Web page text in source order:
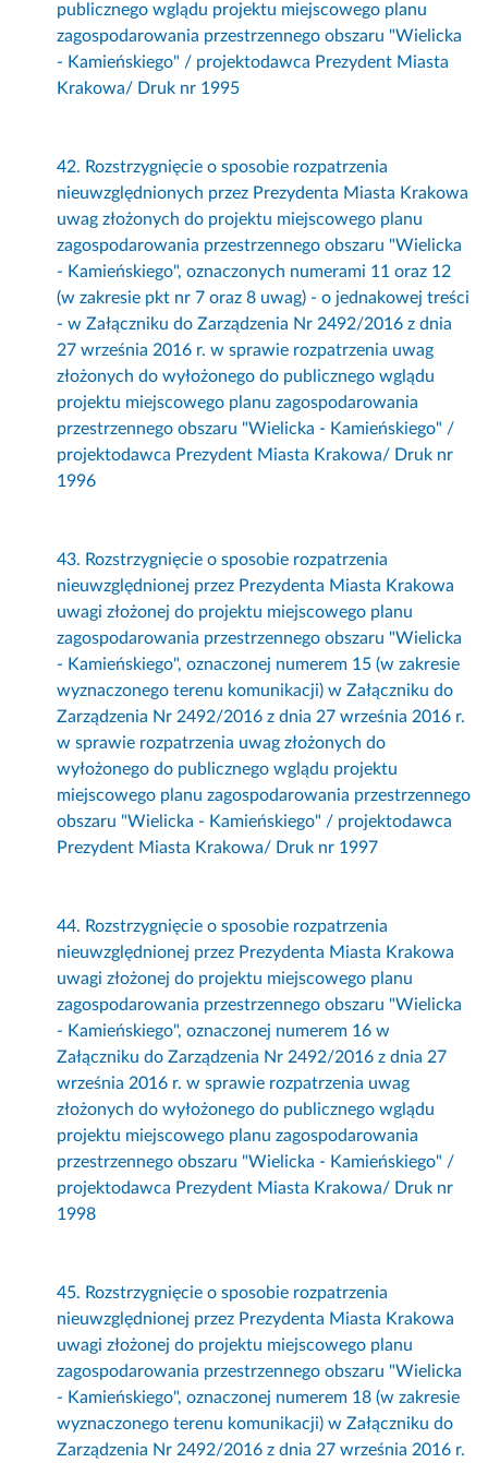
publicznego wglądu projektu miejscowego planu
zagospodarowania przestrzennego obszaru "Wielicka
- Kamieńskiego" / projektodawca Prezydent Miasta
Krakowa/ Druk nr 1995
42. Rozstrzygnięcie o sposobie rozpatrzenia
nieuwzględnionych przez Prezydenta Miasta Krakowa
uwag złożonych do projektu miejscowego planu
zagospodarowania przestrzennego obszaru "Wielicka
- Kamieńskiego", oznaczonych numerami 11 oraz 12
(w zakresie pkt nr 7 oraz 8 uwag) - o jednakowej treści
- w Załączniku do Zarządzenia Nr 2492/2016 z dnia
27 września 2016 r. w sprawie rozpatrzenia uwag
złożonych do wyłożonego do publicznego wglądu
projektu miejscowego planu zagospodarowania
przestrzennego obszaru "Wielicka - Kamieńskiego" /
projektodawca Prezydent Miasta Krakowa/ Druk nr
1996
43. Rozstrzygnięcie o sposobie rozpatrzenia
nieuwzględnionej przez Prezydenta Miasta Krakowa
uwagi złożonej do projektu miejscowego planu
zagospodarowania przestrzennego obszaru "Wielicka
- Kamieńskiego", oznaczonej numerem 15 (w zakresie
wyznaczonego terenu komunikacji) w Załączniku do
Zarządzenia Nr 2492/2016 z dnia 27 września 2016 r.
w sprawie rozpatrzenia uwag złożonych do
wyłożonego do publicznego wglądu projektu
miejscowego planu zagospodarowania przestrzennego
obszaru "Wielicka - Kamieńskiego" / projektodawca
Prezydent Miasta Krakowa/ Druk nr 1997
44. Rozstrzygnięcie o sposobie rozpatrzenia
nieuwzględnionej przez Prezydenta Miasta Krakowa
uwagi złożonej do projektu miejscowego planu
zagospodarowania przestrzennego obszaru "Wielicka
- Kamieńskiego", oznaczonej numerem 16 w
Załączniku do Zarządzenia Nr 2492/2016 z dnia 27
września 2016 r. w sprawie rozpatrzenia uwag
złożonych do wyłożonego do publicznego wglądu
projektu miejscowego planu zagospodarowania
przestrzennego obszaru "Wielicka - Kamieńskiego" /
projektodawca Prezydent Miasta Krakowa/ Druk nr
1998
45. Rozstrzygnięcie o sposobie rozpatrzenia
nieuwzględnionej przez Prezydenta Miasta Krakowa
uwagi złożonej do projektu miejscowego planu
zagospodarowania przestrzennego obszaru "Wielicka
- Kamieńskiego", oznaczonej numerem 18 (w zakresie
wyznaczonego terenu komunikacji) w Załączniku do
Zarządzenia Nr 2492/2016 z dnia 27 września 2016 r.